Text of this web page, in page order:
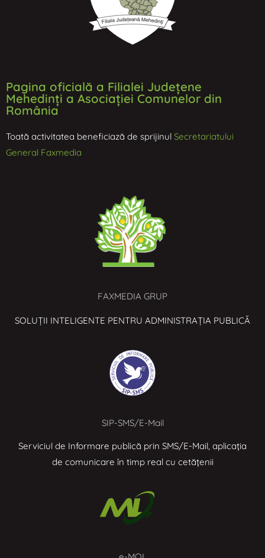
Pagina oficială a Filialei Județene
Mehedinți a Asociației Comunelor din
România
Toată activitatea beneficiază de sprijinul Secretariatului
General Faxmedia
FAXMEDIA GRUP
SOLUȚII INTELIGENTE PENTRU ADMINISTRAȚIA PUBLICĂ
SIP-SMS/E-Mail
Serviciul de Informare publică prin SMS/E-Mail, aplicația
de comunicare în timp real cu cetățenii